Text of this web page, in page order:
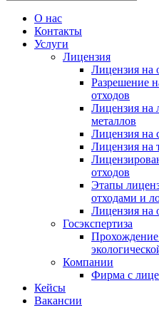
О нас
Контакты
Услуги
Лицензия
Лицензия на
Разрешение
отходов
Лицензия на
металлов
Лицензия на
Лицензия на
отходов
Этапы
отходами и
Лицензия на
Госэкспертиза
Прохождение
Компании
Фирма с
Кейсы
Вакансии